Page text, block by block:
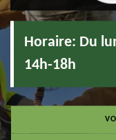
Horaire: Du
14h-18h